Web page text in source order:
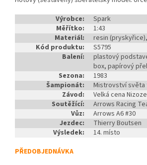
Výrobce:
Spark
Měřítko:
1:43
Materiál:
resin
Kód produktu:
S5795
Balení:
plastový
box, papírový
Sezona:
1983
Šampionát:
Mistrovství světa
Závod:
Velká cena
Soutěžící:
Arrows Racing
Vůz:
Arrows A6 #30
Jezdec:
Thierry Boutsen
Výsledek:
14. místo
PŘEDOBJEDNÁVKA